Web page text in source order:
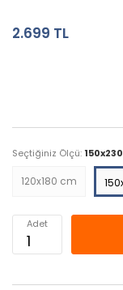
2.699 TL
Seçtiğiniz Ölçü:
120x180 cm
Adet